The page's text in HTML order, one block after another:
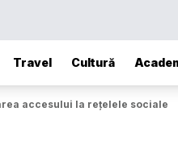
Travel Cultură
accesului la rețelele sociale